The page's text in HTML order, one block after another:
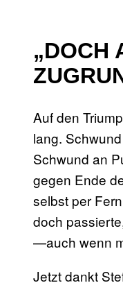
„DOCH
Auf den
lang.
Schwund an
gegen Ende
selbst per
doch
—auch wenn
Jetzt dankt